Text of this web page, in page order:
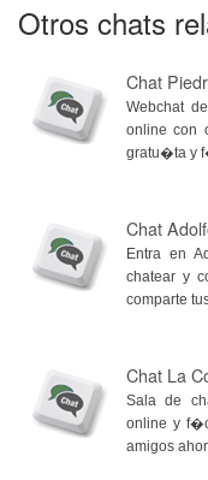
Otros chats
Chat
Webchat
online con
gratu�ta y
Chat
Entra en
chatear y
comparte
Chat La
Sala de
online y
amigos